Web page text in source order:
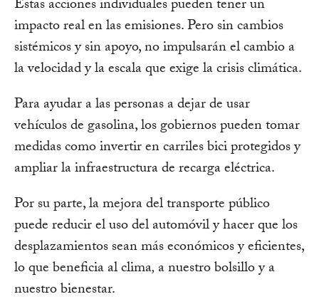
Estas acciones individuales pueden tener un
impacto real en las emisiones. Pero sin cambios
sistémicos y sin apoyo, no impulsarán el cambio a
la velocidad y la escala que exige la crisis climática.
Para ayudar a las personas a dejar de usar
vehículos de gasolina, los gobiernos pueden tomar
medidas como invertir en carriles bici protegidos y
ampliar la infraestructura de recarga eléctrica.
Por su parte, la mejora del transporte público
puede reducir el uso del automóvil y hacer que los
desplazamientos sean más económicos y eficientes,
lo que beneficia al clima, a nuestro bolsillo y a
nuestro bienestar.